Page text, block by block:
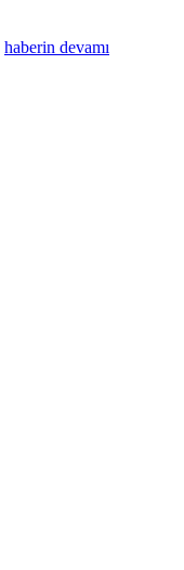
haberin devamı